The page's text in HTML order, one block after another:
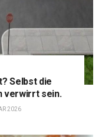
Selbst die
verwirrt sein.
2026